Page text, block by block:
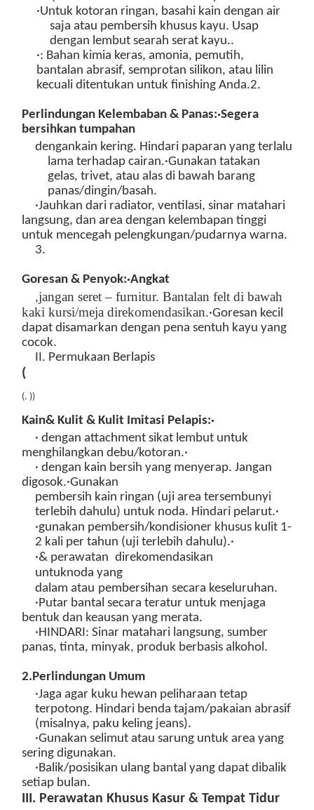
·Untuk kotoran ringan, basahi kain denganair
saja atau pembersih khusus kayu. Usap
dengan lembut searah serat kayu..
·: Bahan kimia keras, amonia, pemutih,
bantalan abrasif, semprotan silikon, atau lilin
kecuali ditentukan untuk finishing Anda.2.
Perlindungan Kelembaban & Panas:·Segera
bersihkan tumpahan
dengankain kering. Hindari paparan yang terlalu
lama terhadapcairan.·Gunakan tatakan
gelas, trivet, atau alas di bawah barang
panas/dingin/basah.
·Jauhkan dari radiator, ventilasi, sinar matahari
langsung, dan area dengan kelembapan tinggi
untuk mencegah pelengkungan/pudarnya warna.
3.
Goresan & Penyok:·Angkat
,jangan seret – furnitur. Bantalan felt di bawah
kaki kursi/meja direkomendasikan.·Goresan kecil
dapat disamarkan dengan pena sentuh kayu yang
cocok.
II. Permukaan Berlapis
(
(. ))
Kain& Kulit & Kulit Imitasi Pelapis:·
· dengan attachment sikat lembut untuk
menghilangkan debu/kotoran.·
· dengan kain bersih yang menyerap. Jangan
digosok.·Gunakan
pembersih kain ringan (uji area tersembunyi
terlebih dahulu) untuk noda. Hindari pelarut.·
·gunakan pembersih/kondisioner khusus kulit1-
2 kali per tahun (uji terlebih dahulu).·
·& perawatan direkomendasikan
untuknoda yang
dalam atau pembersihan secara keseluruhan.
·Putar bantal secara teratur untuk menjaga
bentuk dan keausan yang merata.
·HINDARI: Sinar matahari langsung, sumber
panas, tinta, minyak, produk berbasis alkohol.
2.Perlindungan Umum
·Jaga agar kuku hewan peliharaan tetap
terpotong. Hindari benda tajam/pakaian abrasif
(misalnya, paku keling jeans).
·Gunakan selimut atau sarung untuk area yang
sering digunakan.
·Balik/posisikan ulang bantal yang dapat dibalik
setiap bulan.
III. Perawatan Khusus Kasur & Tempat Tidur